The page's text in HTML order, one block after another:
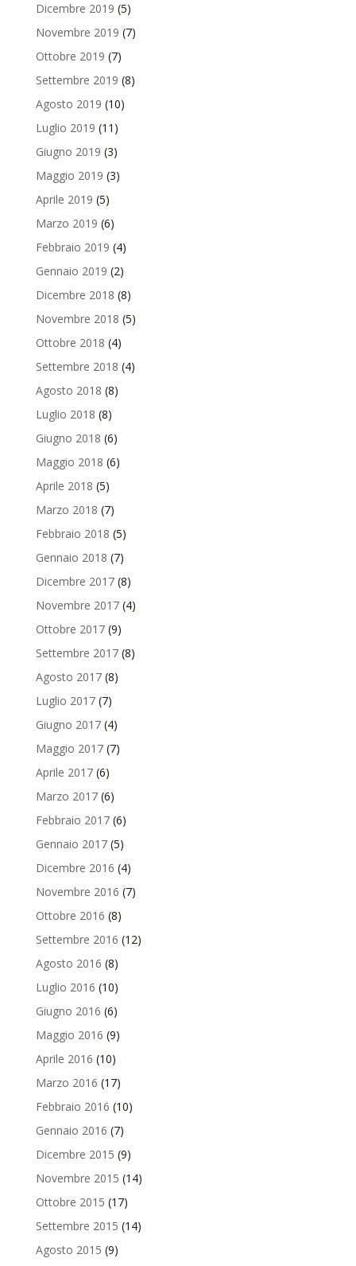
Dicembre 2019 (5)
Novembre 2019 (7)
Ottobre 2019 (7)
Settembre 2019 (8)
Agosto 2019 (10)
Luglio 2019 (11)
Giugno 2019 (3)
Maggio 2019 (3)
Aprile 2019 (5)
Marzo 2019 (6)
Febbraio 2019 (4)
Gennaio 2019 (2)
Dicembre 2018 (8)
Novembre 2018 (5)
Ottobre 2018 (4)
Settembre 2018 (4)
Agosto 2018 (8)
Luglio 2018 (8)
Giugno 2018 (6)
Maggio 2018 (6)
Aprile 2018 (5)
Marzo 2018 (7)
Febbraio 2018 (5)
Gennaio 2018 (7)
Dicembre 2017(8)
Novembre 2017(4)
Ottobre 2017(9)
Settembre 2017(8)
Agosto 2017(8)
Luglio 2017(7)
Giugno 2017(4)
Maggio 2017(7)
Aprile 2017(6)
Marzo 2017(6)
Febbraio 2017(6)
Gennaio 2017(5)
Dicembre 2016 (4)
Novembre 2016 (7)
Ottobre 2016 (8)
Settembre 2016 (12)
Agosto 2016 (8)
Luglio 2016 (10)
Giugno 2016 (6)
Maggio 2016 (9)
Aprile 2016 (10)
Marzo 2016 (17)
Febbraio 2016 (10)
Gennaio 2016 (7)
Dicembre 2015 (9)
Novembre 2015 (14)
Ottobre 2015 (17)
Settembre 2015 (14)
Agosto 2015 (9)